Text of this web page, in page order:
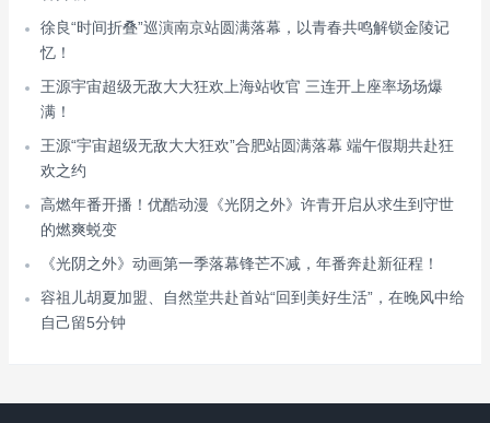
徐良“时间折叠”巡演南京站圆满落幕，以青春共鸣解锁金陵记
忆！
王源宇宙超级无敌大大狂欢上海站收官 三连开上座率场场爆
满！
王源“宇宙超级无敌大大狂欢”合肥站圆满落幕 端午假期共赴狂
欢之约
高燃年番开播！优酷动漫《光阴之外》许青开启从求生到守世
的燃爽蜕变
《光阴之外》动画第一季落幕锋芒不减，年番奔赴新征程！
容祖儿胡夏加盟、自然堂共赴首站“回到美好生活”，在晚风中给
自己留5分钟